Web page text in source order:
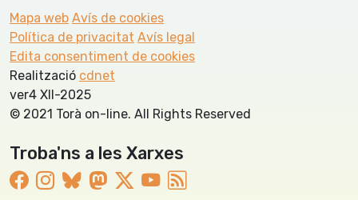
Mapa web Avís de cookies
Política de privacitat Avís legal
Edita consentiment de cookies
Realització cdnet
ver4 XII-2025
© 2021 Torà on-line. All Rights Reserved
Troba'ns a les Xarxes